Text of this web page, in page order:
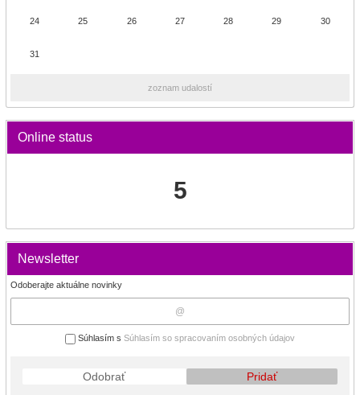
24 25 26 27 28 29 30
31
zoznam udalostí
Online status
5
Newsletter
Odoberajte aktuálne novinky
Súhlasím s Súhlasím so spracovaním osobných údajov
Odobrať Pridať